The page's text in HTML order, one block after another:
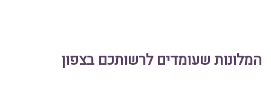
המלונות שעומדים לרשותכם בצפון